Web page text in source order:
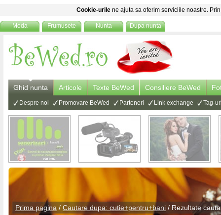
Cookie-urile ne ajuta sa oferim serviciile noastre.
Moda Frumusete Nunta Dupa nunta
Ghid nunta Articole Texte BeWed Consiliere BeWed
Despre noi Promovare BeWed Parteneri Link exchange Tag-
Prima pagina / Cautare dupa: cutie+pentru+bani / Rezultate